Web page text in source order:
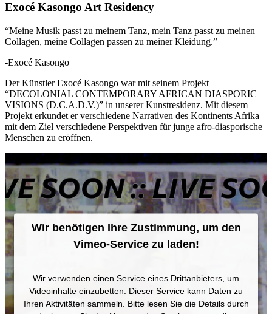
Exocé Kasongo Art Residency
“Meine Musik passt zu meinem Tanz, mein Tanz passt zu meinen
Collagen, meine Collagen passen zu meiner Kleidung.”
-Exocé Kasongo
Der Künstler Exocé Kasongo war mit seinem Projekt
“DECOLONIAL CONTEMPORARY AFRICAN DIASPORIC
VISIONS (D.C.A.D.V.)” in unserer Kunstresidenz. Mit diesem
Projekt erkundet er verschiedene Narrativen des Kontinents Afrika
mit dem Ziel verschiedene Perspektiven für junge afro-diasporische
Menschen zu eröffnen.
Wir benötigen Ihre Zustimmung, um den
Vimeo-Service zu laden!
Wir verwenden einen Service eines Drittanbieters, um
Videoinhalte einzubetten. Dieser Service kann Daten zu
Ihren Aktivitäten sammeln. Bitte lesen Sie die Details durch